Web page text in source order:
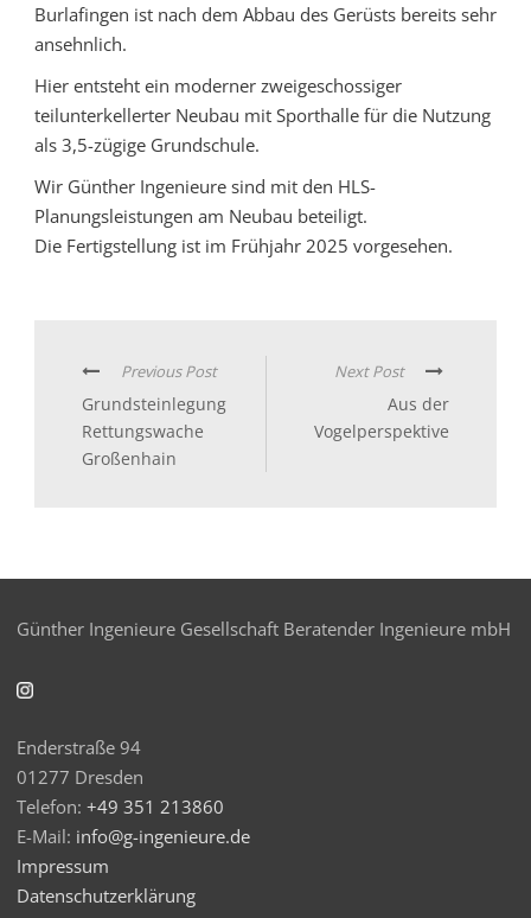
Burlafingen ist nach dem Abbau des Gerüsts bereits sehr
ansehnlich.
Hier entsteht ein moderner zweigeschossiger
teilunterkellerter Neubau mit Sporthalle für die Nutzung
als 3,5-zügige Grundschule.
Wir Günther Ingenieure sind mit den HLS-
Planungsleistungen am Neubau beteiligt.
Die Fertigstellung ist im Frühjahr 2025 vorgesehen.
Previous Post
Grundsteinlegung
Rettungswache
Großenhain
Next Post
Aus der
Vogelperspektive
Günther Ingenieure Gesellschaft Beratender Ingenieure mbH
Enderstraße 94
01277 Dresden
Telefon: +49 351 213860
E-Mail: info@g-ingenieure.de
Impressum
Datenschutzerklärung